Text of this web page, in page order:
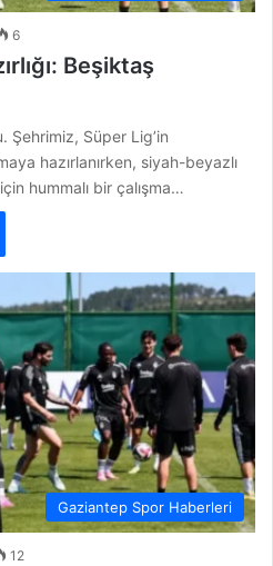
6
Beşiktaş
Şehrimiz, Süper Lig’in
hazırlanırken, siyah-beyazlı
hummalı bir çalışma…
Gaziantep Spor Haberleri
12